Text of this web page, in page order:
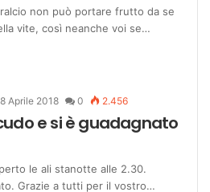
non può portare frutto da se
vite, così neanche voi se…
Aprile 2018 0 2.456
e si è guadagnato
le ali stanotte alle 2.30.
Grazie a tutti per il vostro…